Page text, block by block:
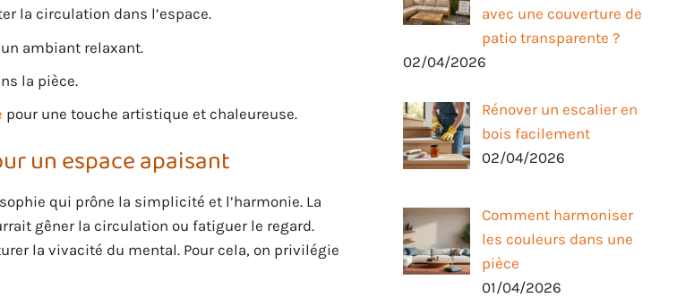
la circulation dans l’espace.
ambiant relaxant.
la pièce.
pour une touche artistique et chaleureuse.
un espace apaisant
qui prône la simplicité et l’harmonie. La
gêner la circulation ou fatiguer le regard.
la vivacité du mental. Pour cela, on privilégie
avec une couverture de
patio transparente ?
02/04/2026
Rénover un escalier en
bois facilement
02/04/2026
Comment harmoniser
les couleurs dans une
pièce
01/04/2026